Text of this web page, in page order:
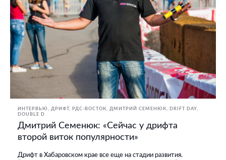
ИНТЕРВЬЮ ДРИФТ РДС-ВОСТОК ДМИТРИЙ СЕМЕНЮК
DRIFT DAY
DOUBLE D
Дмитрий Семенюк: «Сейчас у дрифта
второй виток популярности»
Дрифт в Хабаровском крае все еще на стадии развития.